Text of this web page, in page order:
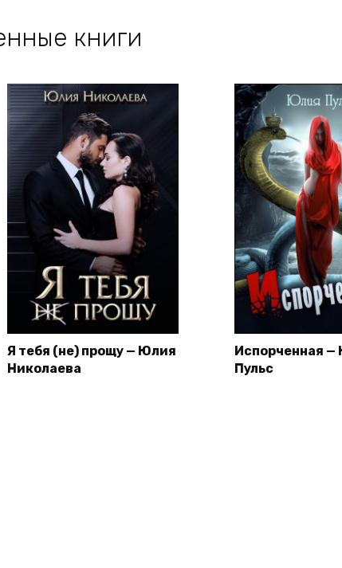
книги
Я тебя (не) прощу — Юлия
Николаева
Испорченная —
Пульс